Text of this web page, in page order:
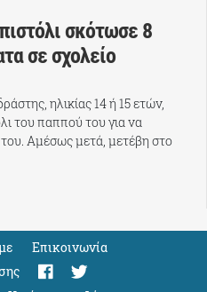
σκότωσε 8
σε σχολείο
ηλικίας 14 ή 15 ετών,
του παππού του για να
Αμέσως μετά, μετέβη στο
Eπικοινωνία